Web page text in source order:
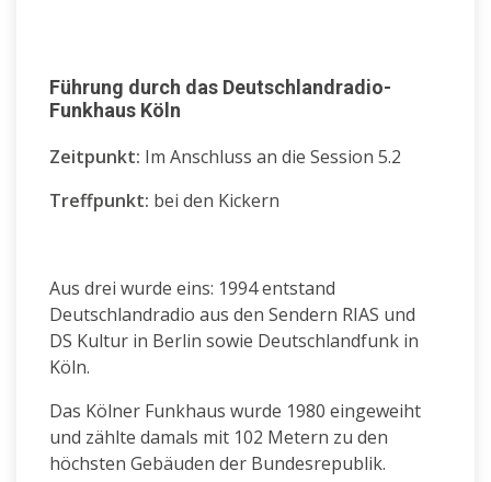
Führung durch das Deutschlandradio-
Funkhaus Köln
Zeitpunkt: Im Anschluss an die Session 5.2
Treffpunkt: bei den Kickern
Aus drei wurde eins: 1994 entstand
Deutschlandradio aus den Sendern RIAS und
DS Kultur in Berlin sowie Deutschlandfunk in
Köln.
Das Kölner Funkhaus wurde 1980 eingeweiht
und zählte damals mit 102 Metern zu den
höchsten Gebäuden der Bundesrepublik.